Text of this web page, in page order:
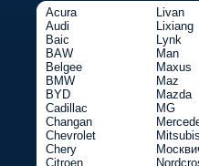
Acura
Audi
Baic
BAW
Belgee
BMW
BYD
Cadillac
Changan
Chevrolet
Chery
Citroen
Livan
Lixiang
Lynk
Man
Maxus
Maz
Mazda
MG